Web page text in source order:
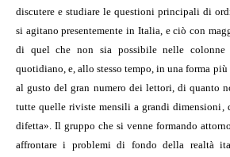
discutere e studiare le questioni principali di
si agitano presentemente in Italia, e ciò con
di quel che non sia possibile nelle
quotidiano, e, allo stesso tempo, in una forma
al gusto del gran numero dei lettori, di quanto
tutte quelle riviste mensili a grandi dimensioni,
difetta». Il gruppo che si venne formando
affrontare i problemi di fondo della realtà